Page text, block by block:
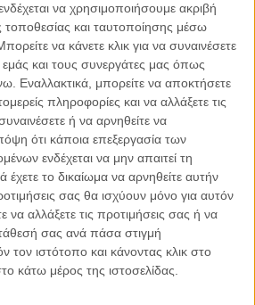
να χρησιμοποιήσουμε ακριβή
τοποθεσίας και ταυτοποίησης μέσω
να κάνετε κλικ για να συναινέσετε
και τους συνεργάτες μας όπως
Εναλλακτικά, μπορείτε να αποκτήσετε
πληροφορίες και να αλλάξετε τις
ή να αρνηθείτε να
ότι κάποια επεξεργασία των
ενδέχεται να μην απαιτεί τη
το δικαίωμα να αρνηθείτε αυτήν
σας θα ισχύουν μόνο για αυτόν
να αλλάξετε τις προτιμήσεις σας ή να
σας ανά πάσα στιγμή
τον ιστότοπο και κάνοντας κλικ στο
κάτω μέρος της ιστοσελίδας.
μην διορθώσεις. Να μην διακόψεις
χαλάσεις τη στιγμή. Να μην πεις
άλλη γραμμή». Ούτε να πεις «δεν
κ προπόνηση σε λίγο». Ούτε
το κινητό σου να τσεκάρεις email κ
το ζητούμενο: να αφήνεις τον
ιστορία του με μάτια φωτεινά,
δεν είναι το δικό σου.